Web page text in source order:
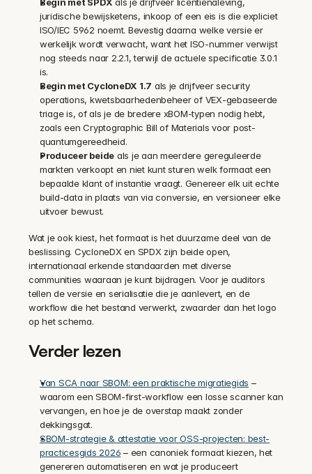
juridische bewijsketens, inkoop of een eis is die expliciet
ISO/IEC 5962 noemt. Bevestig daarna welke versie er
werkelijk wordt verwacht, want het ISO-nummer verwijst
nog steeds naar 2.2.1, terwijl de actuele specificatie 3.0.1
is.
Begin met CycloneDX 1.7 als je drijfveer security
operations, kwetsbaarhedenbeheer of VEX-gebaseerde
triage is, of als je de bredere xBOM-typen nodig hebt,
zoals een Cryptographic Bill of Materials voor post-
quantumgereedheid.
Produceer beide als je aan meerdere gereguleerde
markten verkoopt en niet kunt sturen welk formaat een
bepaalde klant of instantie vraagt. Genereer elk uit echte
build-data in plaats van via conversie, en versioneer elke
uitvoer bewust.
Wat je ook kiest, het formaat is het duurzame deel van de
beslissing. CycloneDX en SPDX zijn beide open,
internationaal erkende standaarden met diverse
communities waaraan je kunt bijdragen. Voor je auditors
tellen de versie en serialisatie die je aanlevert, en de
workflow die het bestand verwerkt, zwaarder dan het logo
op het schema.
Verder lezen
Van SCA naar SBOM: een praktische migratiegids –
waarom een SBOM-first-workflow een losse scanner kan
vervangen, en hoe je de overstap maakt zonder
dekkingsgat.
SBOM-strategie & attestatie voor OSS-projecten: best-
practicesgids 2026 – een canoniek formaat kiezen, het
genereren automatiseren en wat je produceert